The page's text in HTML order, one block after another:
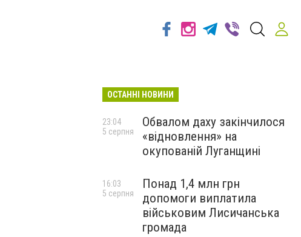
ОСТАННІ НОВИНИ
Обвалом даху закінчилося
«відновлення» на
окупованій Луганщині
23:04
5 серпня
Понад 1,4 млн грн
допомоги виплатила
військовим Лисичанська
громада
16:03
5 серпня